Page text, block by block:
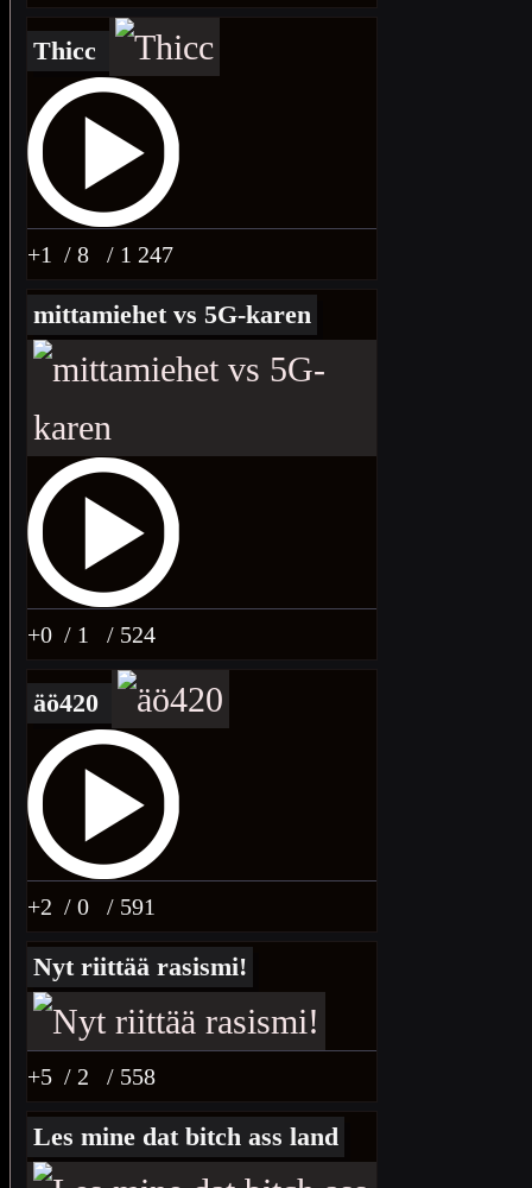
Thicc
+1 / 8 / 1 247
mittamiehet vs 5G-karen
+0 / 1 / 524
äö420
+2 / 0 / 591
Nyt riittää rasismi!
+5 / 2 / 558
Les mine dat bitch ass land